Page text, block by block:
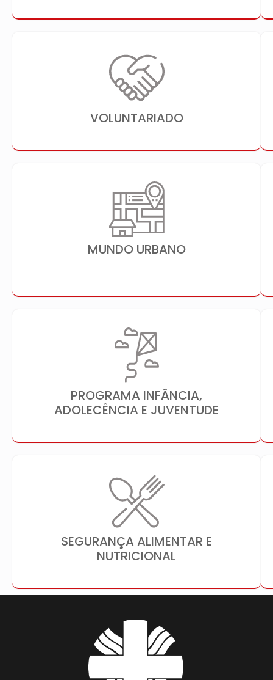
VOLUNTARIADO
MUNDO URBANO
PROGRAMA INFÂNCIA,
ADOLECÊNCIA E JUVENTUDE
SEGURANÇA ALIMENTAR E
NUTRICIONAL